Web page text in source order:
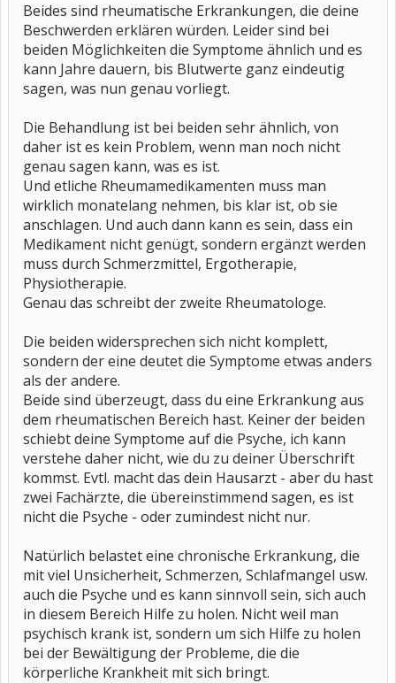
Beides sind rheumatische Erkrankungen, die deine
Beschwerden erklären würden. Leider sind bei
beiden Möglichkeiten die Symptome ähnlich und es
kann Jahre dauern, bis Blutwerte ganz eindeutig
sagen, was nun genau vorliegt.
Die Behandlung ist bei beiden sehr ähnlich, von
daher ist es kein Problem, wenn man noch nicht
genau sagen kann, was es ist.
Und etliche Rheumamedikamenten muss man
wirklich monatelang nehmen, bis klar ist, ob sie
anschlagen. Und auch dann kann es sein, dass ein
Medikament nicht genügt, sondern ergänzt werden
muss durch Schmerzmittel, Ergotherapie,
Physiotherapie.
Genau das schreibt der zweite Rheumatologe.
Die beiden widersprechen sich nicht komplett,
sondern der eine deutet die Symptome etwas anders
als der andere.
Beide sind überzeugt, dass du eine Erkrankung aus
dem rheumatischen Bereich hast. Keiner der beiden
schiebt deine Symptome auf die Psyche, ich kann
verstehe daher nicht, wie du zu deiner Überschrift
kommst. Evtl. macht das dein Hausarzt - aber du hast
zwei Fachärzte, die übereinstimmend sagen, es ist
nicht die Psyche - oder zumindest nicht nur.
Natürlich belastet eine chronische Erkrankung, die
mit viel Unsicherheit, Schmerzen, Schlafmangel usw.
auch die Psyche und es kann sinnvoll sein, sich auch
in diesem Bereich Hilfe zu holen. Nicht weil man
psychisch krank ist, sondern um sich Hilfe zu holen
bei der Bewältigung der Probleme, die die
körperliche Krankheit mit sich bringt.